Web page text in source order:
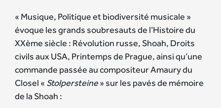
« Musique, Politique et biodiversité musicale »
évoque les grands soubresauts de l’Histoire du
XXème siècle : Révolution russe, Shoah, Droits
civils aux USA, Printemps de Prague, ainsi qu’une
commande passée au compositeur Amaury du
Closel « Stolpersteine» sur les pavés de mémoire
de la Shoah :